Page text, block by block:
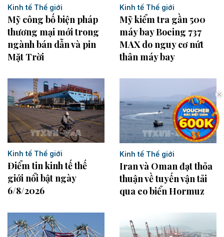
Kinh tế Thế giới
Mỹ công bố biện pháp
thương mại mới trong
ngành bán dẫn và pin
Mặt Trời
Kinh tế Thế giới
Mỹ kiểm tra gần 500
máy bay Boeing 737
MAX do nguy cơ nứt
thân máy bay
Kinh tế Thế giới
Điểm tin kinh tế thế
giới nổi bật ngày
6/8/2026
Kinh tế Thế giới
Iran và Oman đạt thỏa
thuận về tuyến vận tải
qua eo biển Hormuz